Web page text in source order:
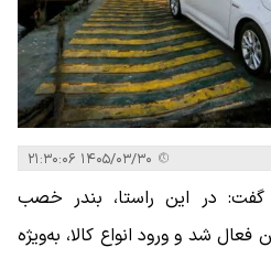
گفت: در این راستا، بندر خصب
شد و ورود انواع کالا، به‌ویژه